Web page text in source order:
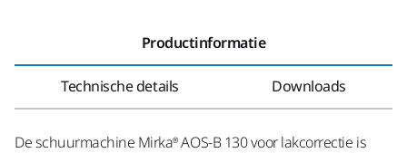
Productinformatie
Technische details Downloads
De schuurmachine Mirka® AOS-B 130 voor lakcorrectie is